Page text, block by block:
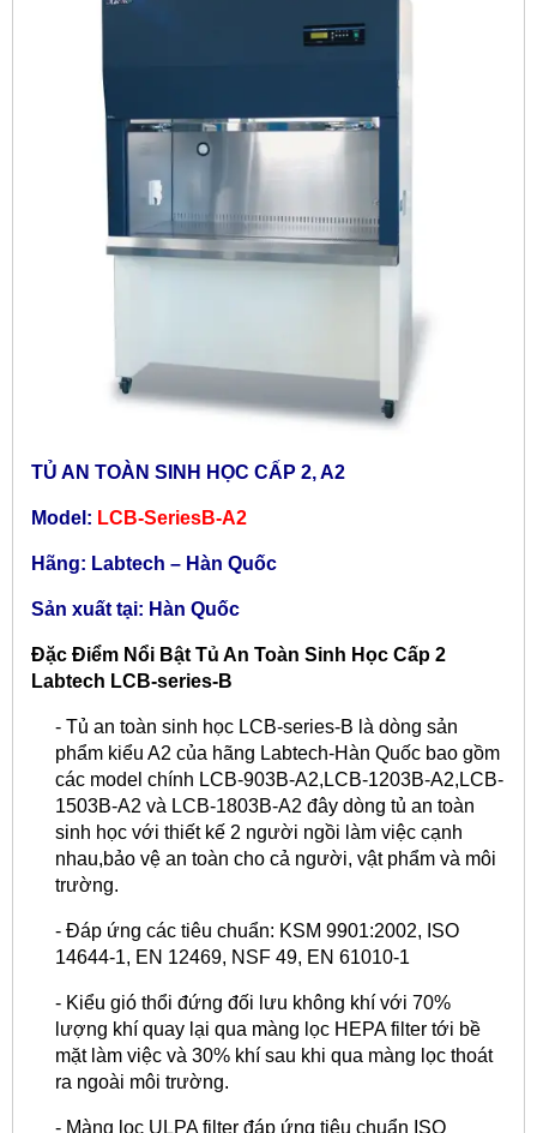
TỦ AN TOÀN SINH HỌC CẤP 2, A2
Model: LCB-SeriesB-A2
Hãng: Labtech – Hàn Quốc
Sản xuất tại: Hàn Quốc
Đặc Điểm Nổi Bật Tủ An Toàn Sinh Học Cấp 2
Labtech LCB-series-B
- Tủ an toàn sinh học LCB-series-B là dòng sản
phẩm kiểu A2 của hãng Labtech-Hàn Quốc bao gồm
các model chính LCB-903B-A2,LCB-1203B-A2,LCB-
1503B-A2 và LCB-1803B-A2 đây dòng tủ an toàn
sinh học với thiết kế 2 người ngồi làm việc cạnh
nhau,bảo vệ an toàn cho cả người, vật phẩm và môi
trường.
- Đáp ứng các tiêu chuẩn: KSM 9901:2002, ISO
14644-1, EN 12469, NSF 49, EN 61010-1
- Kiểu gió thổi đứng đối lưu không khí với 70%
lượng khí quay lại qua màng lọc HEPA filter tới bề
mặt làm việc và 30% khí sau khi qua màng lọc thoát
ra ngoài môi trường.
- Màng lọc ULPA filter đáp ứng tiêu chuẩn ISO